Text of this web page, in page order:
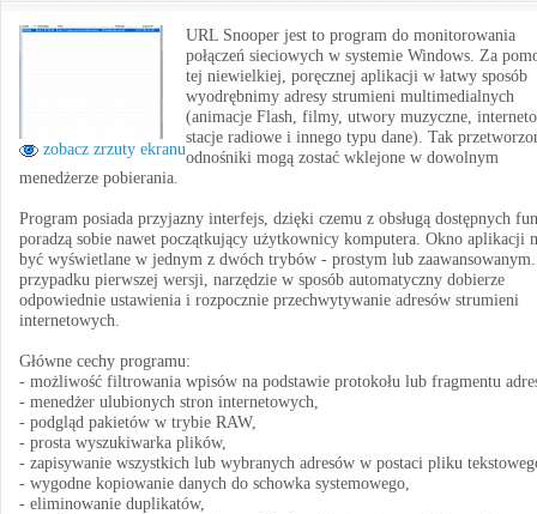
zobacz zrzuty ekranu
URL Snooper jest to program do monitorowania
połączeń sieciowych w systemie Windows. Za
tej niewielkiej, poręcznej aplikacji w łatwy sposób
wyodrębnimy adresy strumieni multimedialnych
(animacje Flash, filmy, utwory muzyczne,
stacje radiowe i innego typu dane). Tak
odnośniki mogą zostać wklejone w dowolnym
menedżerze pobierania.
Program posiada przyjazny interfejs, dzięki czemu z obsługą dostępnych
poradzą sobie nawet początkujący użytkownicy komputera. Okno aplikacji
być wyświetlane w jednym z dwóch trybów - prostym lub
przypadku pierwszej wersji, narzędzie w sposób automatyczny dobierze
odpowiednie ustawienia i rozpocznie przechwytywanie adresów strumieni
internetowych.
Główne cechy programu:
- możliwość filtrowania wpisów na podstawie protokołu lub fragmentu
- menedżer ulubionych stron internetowych,
- podgląd pakietów w trybie RAW,
- prosta wyszukiwarka plików,
- zapisywanie wszystkich lub wybranych adresów w postaci pliku
- wygodne kopiowanie danych do schowka systemowego,
- eliminowanie duplikatów,